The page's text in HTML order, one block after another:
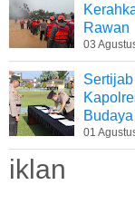
Rawan
03
Budaya
01
iklan